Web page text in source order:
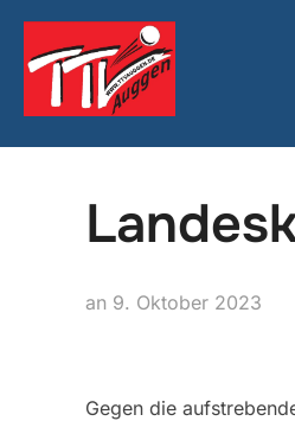
Zum
Inhalt
springen
an Veröffentlicht
9. Oktober 2023
Gegen die